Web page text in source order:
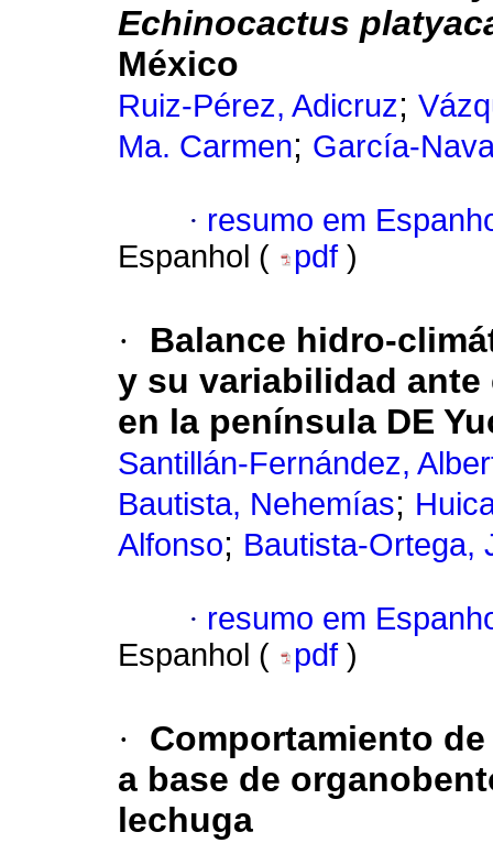
Echinocactus
México
Ruiz-Pérez, Adicruz;
Ma. Carmen; García-
· resumo em
Espanhol (
pdf )
·
Balance hidro-
y su variabilidad
en la península DE
Santillán-Fernández,
Bautista, Nehemías;
Alfonso; Bautista-Ortega,
· resumo em
Espanhol (
pdf )
·
Comportamiento
a base de
lechuga